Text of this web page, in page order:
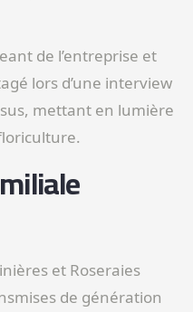
de l’entreprise et
lors d’une interview
mettant en lumière
et Roseraies
de génération